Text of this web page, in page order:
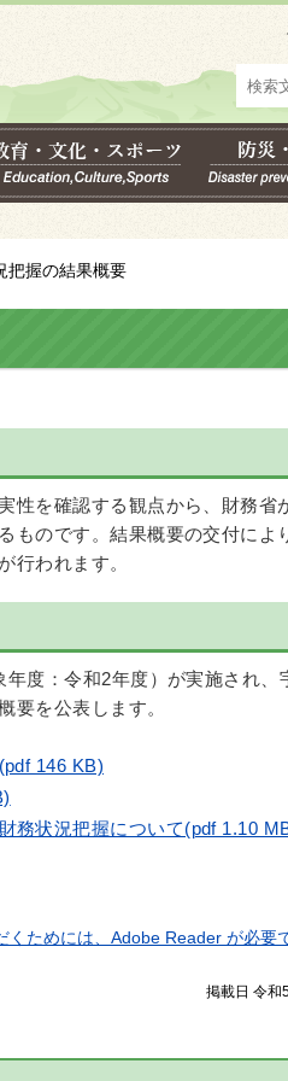
把握の結果概要
性を確認する観点から、財務省
ものです。結果概要の交付によ
行われます。
度：令和2年度）が実施され、
要を公表します。
146 KB)
務状況把握について(pdf 1.10
ためには、Adobe Reader が必要
掲載日 令和